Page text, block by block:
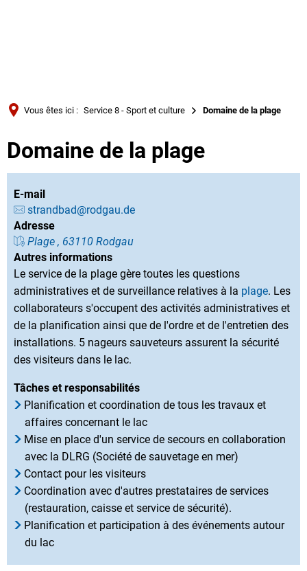
Български
Vous êtes ici : Service 8 - Sport et culture Domaine de la plage
Domaine de la plage
E-mail
strandbad@rodgau.de
Adresse
Plage , 63110 Rodgau
Autres informations
Le service de la plage gère toutes les questions
administratives et de surveillance relatives à la plage. Les
collaborateurs s'occupent des activités administratives et
de la planification ainsi que de l'ordre et de l'entretien des
installations. 5 nageurs sauveteurs assurent la sécurité
des visiteurs dans le lac.
Tâches et responsabilités
Planification et coordination de tous les travaux et
affaires concernant le lac
Mise en place d'un service de secours en collaboration
avec la DLRG (Société de sauvetage en mer)
Contact pour les visiteurs
Coordination avec d'autres prestataires de services
(restauration, caisse et service de sécurité).
Planification et participation à des événements autour
du lac